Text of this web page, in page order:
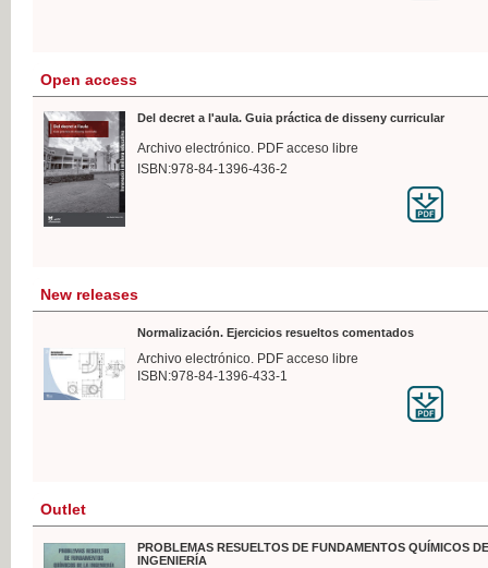
Open access
Del decret a l'aula. Guia práctica de disseny curricular
Archivo electrónico. PDF acceso libre
ISBN:978-84-1396-436-2
New releases
Normalización. Ejercicios resueltos comentados
Archivo electrónico. PDF acceso libre
ISBN:978-84-1396-433-1
Outlet
PROBLEMAS RESUELTOS DE FUNDAMENTOS QUÍMICOS
INGENIERÍA